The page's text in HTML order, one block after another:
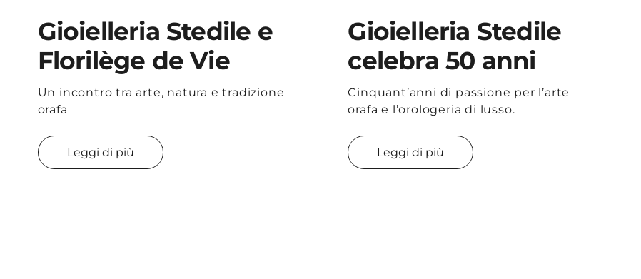
Gioielleria Stedile e
Florilège de Vie
Un incontro tra arte, natura e tradizione
orafa
Leggi di più
Gioielleria Stedile
celebra 50 anni
Cinquant’anni di passione per l’arte
orafa e l’orologeria di lusso.
Leggi di più